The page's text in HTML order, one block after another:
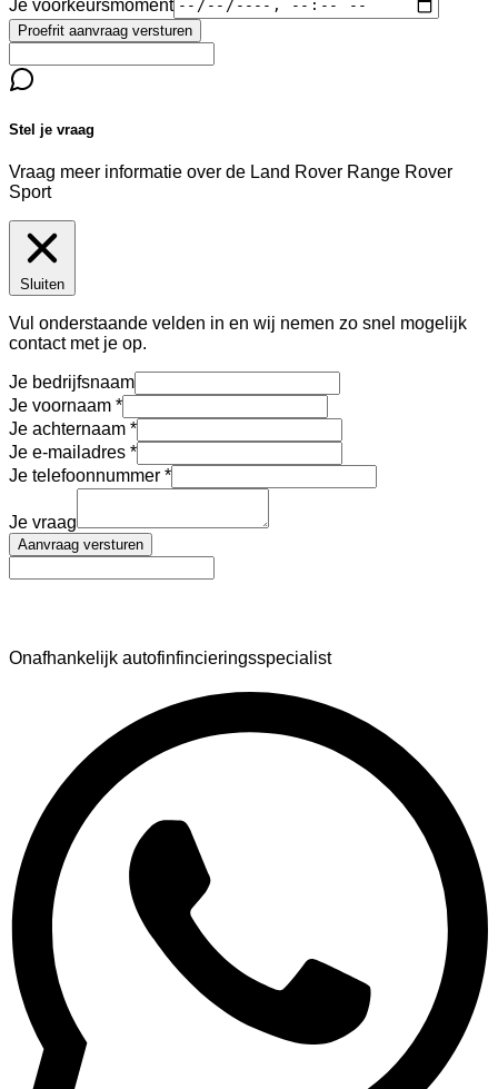
Je voorkeursmoment
Proefrit aanvraag versturen
Stel je vraag
Vraag meer informatie over de Land Rover Range Rover
Sport
Sluiten
Vul onderstaande velden in en wij nemen zo snel mogelijk
contact met je op.
Je bedrijfsnaam
Je voornaam
Je achternaam
Je e-mailadres
Je telefoonnummer
Je vraag
Aanvraag versturen
Onafhankelijk autofinfincieringsspecialist